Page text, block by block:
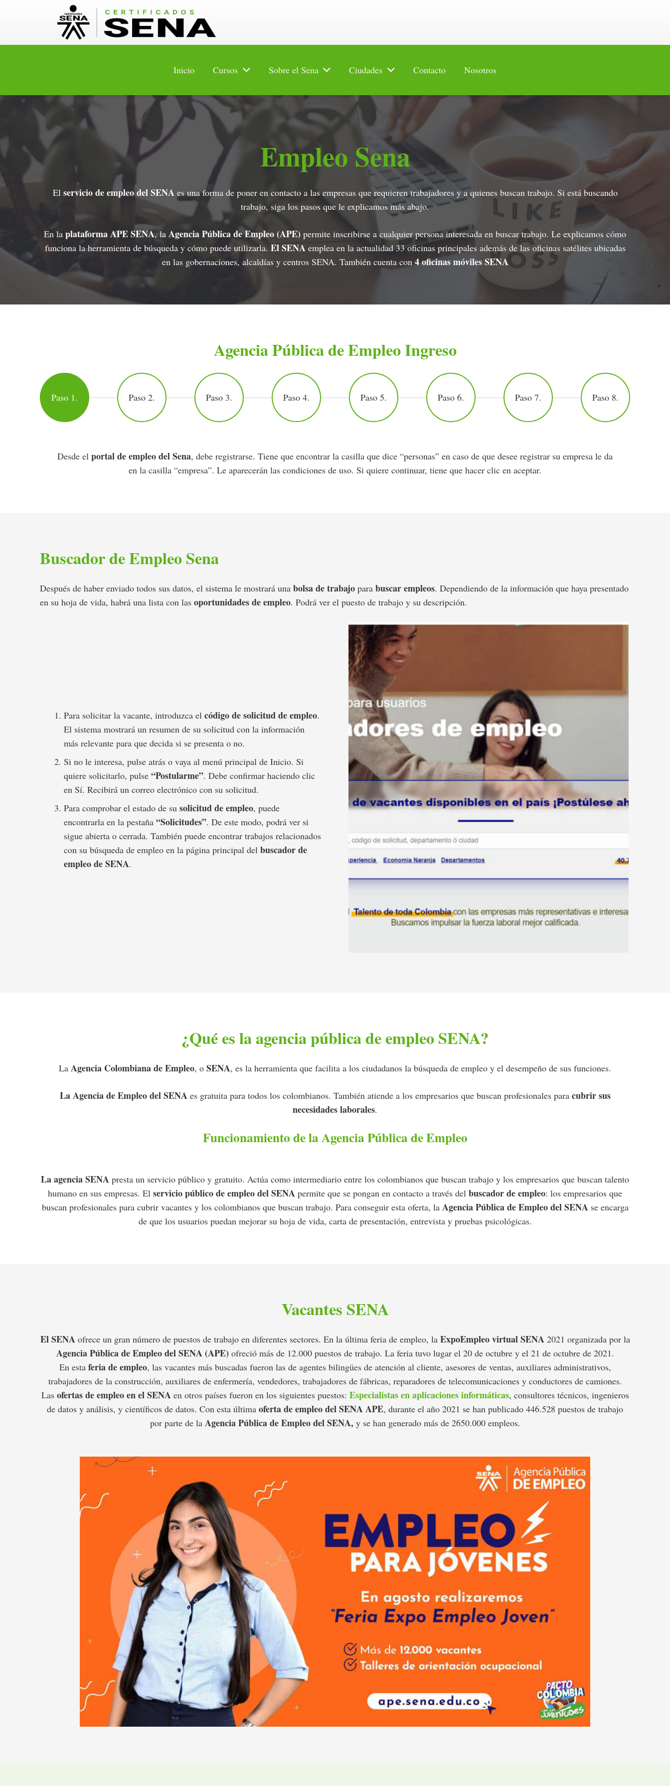
Inicio Cursos Sobre el Sena Ciudades Contacto Nosotros
Empleo Sena
El servicio de empleo del SENAes una forma de poner en contacto a las empresas que requieren trabajadores y a quienes buscan trabajo. Si está buscando
trabajo, siga los pasos que le explicamos más abajo.
En la plataforma APE SENA, la Agencia Pública de Empleo (APE) permite inscribirse a cualquier persona interesada en buscar trabajo. Le explicamos cómo
funciona la herramienta de búsqueda y cómo puede utilizarla. El SENAemplea en la actualidad 33 oficinas principales además de las oficinas satélites ubicadas
en las gobernaciones, alcaldías y centros SENA. También cuenta con 4 oficinas móviles SENA
Agencia Pública de Empleo Ingreso
Paso 1. Paso 2. Paso 3. Paso 4. Paso 5. Paso 6. Paso 7. Paso 8.
Desde el portal de empleo del Sena, debe registrarse. Tiene que encontrar la casilla que dice “personas” en caso de que desee registrar su empresa le da
en la casilla “empresa”. Le aparecerán las condiciones de uso. Si quiere continuar, tiene que hacer clic en aceptar.
Buscador de Empleo Sena
Después de haber enviado todos sus datos, el sistema le mostrará una bolsa de trabajopara buscar empleos. Dependiendo de la información que haya presentado
en su hoja de vida, habrá una lista con las oportunidades de empleo. Podrá ver el puesto de trabajo y su descripción.
Para solicitar la vacante, introduzca elcódigo de solicitud de empleo.
El sistema mostrará un resumen de su solicitud con la información
más relevante para que decida si se presenta o no.
Si no le interesa, pulse atrás o vaya al menú principal de Inicio. Si
quiere solicitarlo, pulse“Postularme”. Debe confirmar haciendo clic
en Sí. Recibirá un correo electrónico con su solicitud.
Para comprobar el estado de susolicitud de empleo, puede
encontrarla en la pestaña“Solicitudes”. De este modo, podrá ver si
sigue abierta o cerrada. También puede encontrar trabajos relacionados
con su búsqueda de empleo en la página principal delbuscador de
empleo de SENA.
¿Qué es la agencia pública de empleo SENA?
La Agencia Colombiana de Empleo, o SENA, es la herramienta que facilita a los ciudadanos la búsqueda de empleo y el desempeño de sus funciones.
La Agencia de Empleo del SENA es gratuita para todos los colombianos. También atiende a los empresarios que buscan profesionales para cubrir sus
necesidades laborales.
Funcionamiento de la Agencia Pública de Empleo
La agencia SENA presta un servicio público y gratuito. Actúa como intermediario entre los colombianos que buscan trabajo y los empresarios que buscan talento
humano en sus empresas. El servicio público de empleo del SENA permite que se pongan en contacto a través del buscador de empleo: los empresarios que
buscan profesionales para cubrir vacantes y los colombianos que buscan trabajo. Para conseguir esta oferta, la Agencia Pública de Empleo del SENA se encarga
de que los usuarios puedan mejorar su hoja de vida, carta de presentación, entrevista y pruebas psicológicas.
Vacantes SENA
El SENA ofrece un gran número de puestos de trabajo en diferentes sectores. En la última feria de empleo, la ExpoEmpleo virtual SENA 2021 organizada por la
Agencia Pública de Empleo del SENA (APE) ofreció más de 12.000 puestos de trabajo. La feria tuvo lugar el 20 de octubre y el 21 de octubre de 2021.
En estaferia de empleo, las vacantes más buscadas fueron las de agentes bilingües de atención al cliente, asesores de ventas, auxiliares administrativos,
trabajadores de la construcción, auxiliares de enfermería, vendedores, trabajadores de fábricas, reparadores de telecomunicaciones y conductores de camiones.
Lasofertas de empleo en el SENA en otros países fueron en los siguientes puestos: Especialistas en aplicaciones informáticas, consultores técnicos, ingenieros
de datos y análisis, y científicos de datos. Con esta última oferta de empleo del SENA APE, durante el año 2021 se han publicado 446.528 puestos de trabajo
por parte de la Agencia Pública de Empleo del SENA, y se han generado más de 2650.000 empleos.